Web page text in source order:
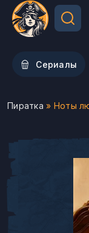
Сериалы
Пиратка » Ноты